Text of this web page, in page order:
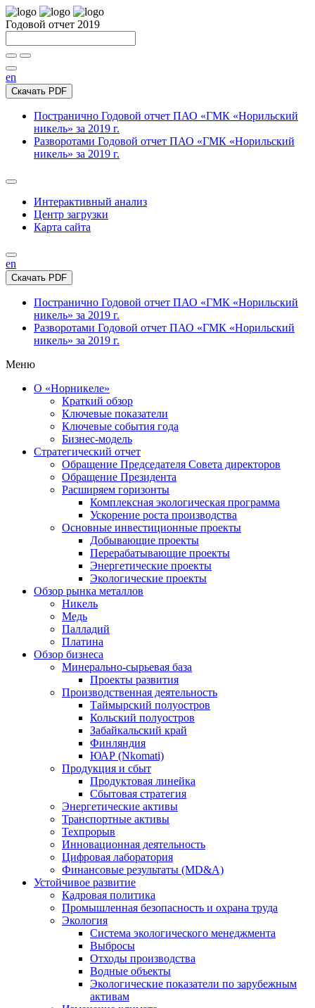
Годовой отчет 2019
en
Скачать PDF
Постранично Годовой отчет ПАО «ГМК «Норильский
никель» за 2019 г.
Разворотами Годовой отчет ПАО «ГМК «Норильский
никель» за 2019 г.
Интерактивный анализ
Центр загрузки
Карта сайта
en
Скачать PDF
Постранично Годовой отчет ПАО «ГМК «Норильский
никель» за 2019 г.
Разворотами Годовой отчет ПАО «ГМК «Норильский
никель» за 2019 г.
Меню
О «Норникеле»
Краткий обзор
Ключевые показатели
Ключевые события года
Бизнес-модель
Стратегический отчет
Обращение Председателя Совета директоров
Обращение Президента
Расширяем горизонты
Комплексная экологическая программа
Ускорение роста производства
Основные инвестиционные проекты
Добывающие проекты
Перерабатывающие проекты
Энергетические проекты
Экологические проекты
Обзор рынка металлов
Никель
Медь
Палладий
Платина
Обзор бизнеса
Минерально-сырьевая база
Проекты развития
Производственная деятельность
Таймырский полуостров
Кольский полуостров
Забайкальский край
Финляндия
ЮАР (Nkomati)
Продукция и сбыт
Продуктовая линейка
Сбытовая стратегия
Энергетические активы
Транспортные активы
Техпрорыв
Инновационная деятельность
Цифровая лаборатория
Финансовые результаты (MD&A)
Устойчивое развитие
Кадровая политика
Промышленная безопасность и охрана труда
Экология
Система экологического менеджмента
Выбросы
Отходы производства
Водные объекты
Экологические показатели по зарубежным
активам